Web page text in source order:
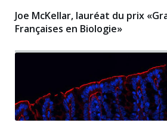
Joe McKellar, lauréat du prix
Françaises en Biologie»